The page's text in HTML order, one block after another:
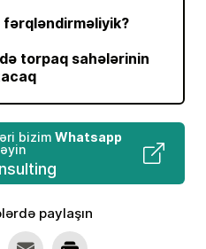
fərqləndirməliyik?
torpaq sahələrinin
bizim Whatsapp
paylaşın